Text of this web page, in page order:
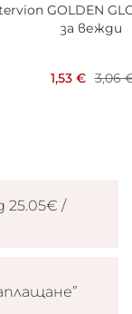
GOLDEN
за вежди
1,53 € 3,06
25.05€ /